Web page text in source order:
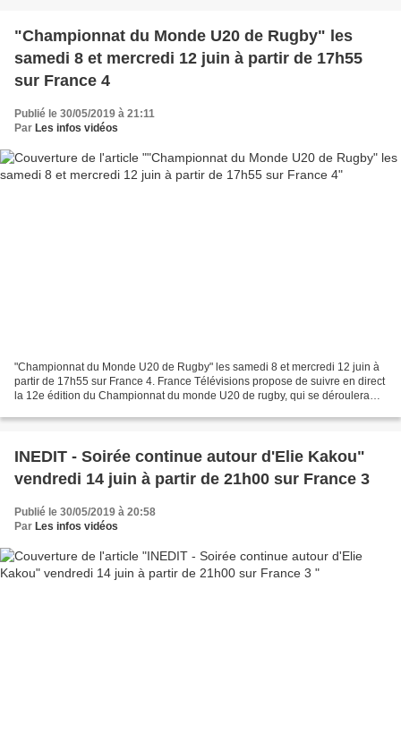
"Championnat du Monde U20 de Rugby" les
samedi 8 et mercredi 12 juin à partir de 17h55
sur France 4
Publié le 30/05/2019 à 21:11
Par Les infos vidéos
"Championnat du Monde U20 de Rugby" les samedi 8 et mercredi 12 juin à
partir de 17h55 sur France 4. France Télévisions propose de suivre en direct
la 12e édition du Championnat du monde U20 de rugby, qui se déroulera
INEDIT - Soirée continue autour d'Elie Kakou"
vendredi 14 juin à partir de 21h00 sur France 3
Publié le 30/05/2019 à 20:58
Par Les infos vidéos